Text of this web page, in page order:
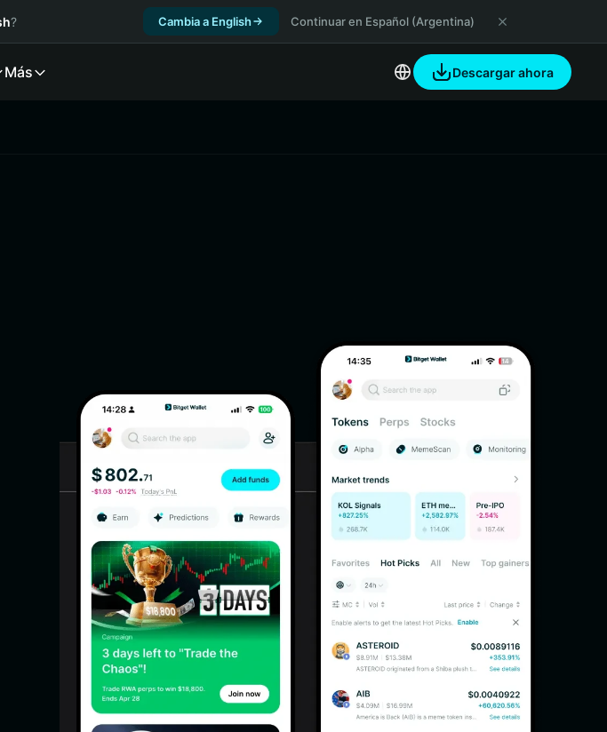
? Cambia a English Continuar en Español (Argentina)
Más Descargar ahora